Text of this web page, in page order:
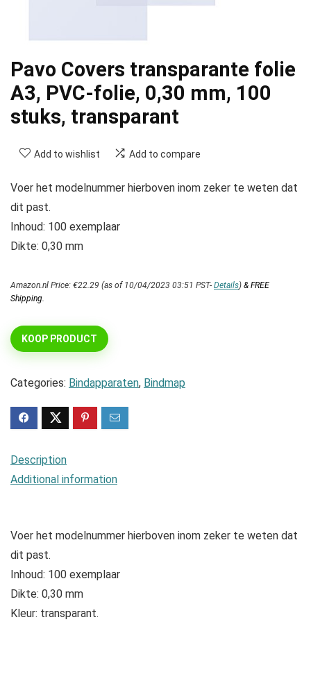
Pavo Covers transparante folie
A3, PVC-folie, 0,30 mm, 100
stuks, transparant
Add to wishlist Add to compare
Voer het modelnummer hierboven inom zeker te weten dat
dit past.
Inhoud: 100 exemplaar
Dikte: 0,30 mm
Amazon.nl Price: €22.29 (as of 10/04/2023 03:51 PST- Details) & FREE
Shipping
KOOP PRODUCT
Categories: Bindapparaten, Bindmap
Description
Additional information
Voer het modelnummer hierboven inom zeker te weten dat
dit past.
Inhoud: 100 exemplaar
Dikte: 0,30 mm
Kleur: transparant.